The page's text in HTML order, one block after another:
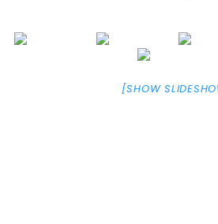
[SHOW